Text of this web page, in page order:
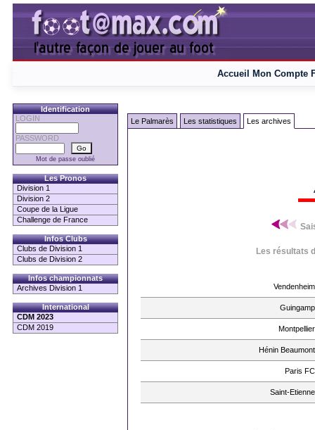
Accueil Mon Compte
Identification
LOGIN
PASSWORD
Mot de passe oublié
Les Pronos
Division 1
Division 2
Coupe de la Ligue
Challenge de France
Infos Clubs
Clubs de Division 1
Clubs de Division 2
Infos championnats
Archives Division 1
International
CDM 2023
CDM 2019
Le Palmarès Les statistiques Les archives
Les résultats
Vendenheim
Guingamp
Montpellier
Hénin Beaumont
Paris FC
Saint-Etienne